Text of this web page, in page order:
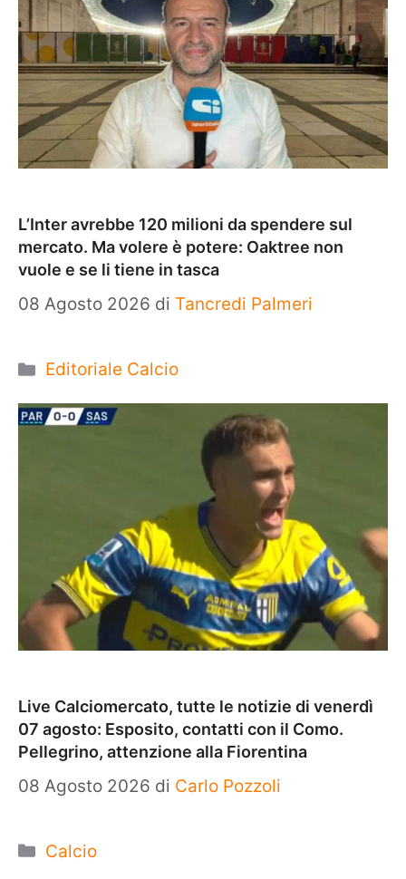
L’Inter avrebbe 120 milioni da spendere sul
mercato. Ma volere è potere: Oaktree non
vuole e se li tiene in tasca
08 Agosto 2026 di Tancredi Palmeri
Categorie
Editoriale Calcio
Live Calciomercato, tutte le notizie di venerdì
07 agosto: Esposito, contatti con il Como.
Pellegrino, attenzione alla Fiorentina
08 Agosto 2026 di Carlo Pozzoli
Categorie
Calcio